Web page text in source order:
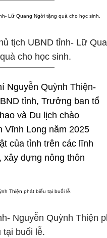
tịch UBND tỉnh- Lữ
cho học sinh.
Nguyễn Quỳnh Thiện-
tỉnh, Trưởng ban tổ
và Du lịch chào
Vĩnh Long năm 2025
của tỉnh trên các lĩnh
xây dựng nông thôn
Nguyễn Quỳnh Thiện
tại buổi lễ.